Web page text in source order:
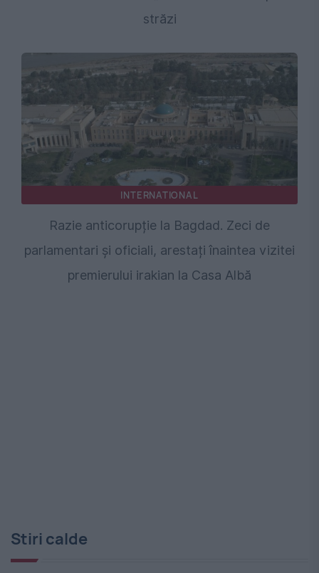
străzi
INTERNATIONAL
Razie anticorupție la Bagdad. Zeci de
parlamentari și oficiali, arestați înaintea vizitei
premierului irakian la Casa Albă
Stiri calde